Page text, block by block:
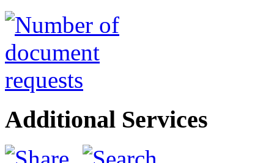
Additional Services